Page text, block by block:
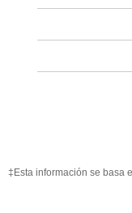
‡Esta información se basa